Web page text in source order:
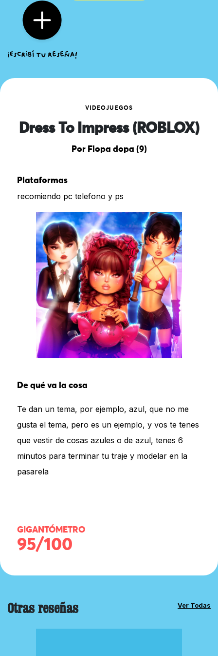
VIDEOJUEGOS
Dress To Impress (ROBLOX)
Por Flopa dopa (9)
Plataformas
recomiendo pc telefono y ps
De qué va la cosa
Te dan un tema, por ejemplo, azul, que no me
gusta el tema, pero es un ejemplo, y vos te tenes
que vestir de cosas azules o de azul, tenes 6
minutos para terminar tu traje y modelar en la
pasarela
GIGANTÓMETRO
95/100
Otras reseñas Ver Todas